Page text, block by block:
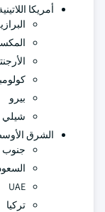
أمريكا
بيرو
شيلي
الشرق
جنوب
UAE
تركيا